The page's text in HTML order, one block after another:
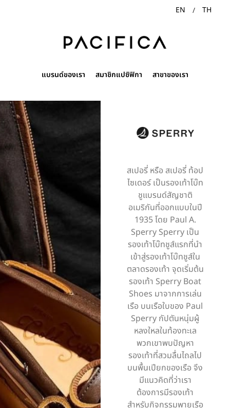
EN TH
แบรนด์ของเรา สมาชิกแปซิฟิกา สาขาของเรา
สเปอรี่ หรือ สเปอรี่ ท้อป
ไซเดอร์ เป็นรองเท้าโบ๊ท
ชูแบรนด์สัญชาติ
อเมริกันที่ออกแบบในปี
1935 โดย Paul A.
Sperry Sperry เป็น
รองเท้าโบ๊ทชูส์แรกที่นำ
เข้าสู่รองเท้าโบ๊ทชูส์ใน
ตลาดรองเท้า จุดเริ่มต้น
รองเท้า Sperry Boat
Shoes มาจากการเล่น
เรือ บนเรือใบของ Paul
Sperry กัปตันหนุ่มผู้
หลงใหลในท้องทะเล
พวกเขาพบปัญหา
รองเท้าที่สวมลื่นไถลไป
บนพื้นเปียกของเรือ จึง
มีแนวคิดที่ว่าเรา
ต้องการมีรองเท้า
สำหรับกิจกรรมพายเรือ